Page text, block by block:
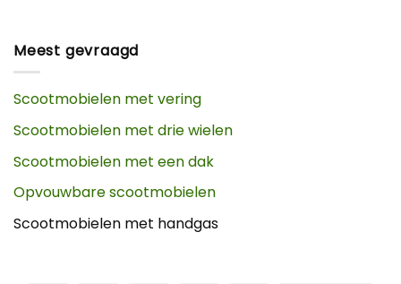
Meest gevraagd
Scootmobielen met vering
Scootmobielen met drie wielen
Scootmobielen met een dak
Opvouwbare scootmobielen
Scootmobielen met handgas